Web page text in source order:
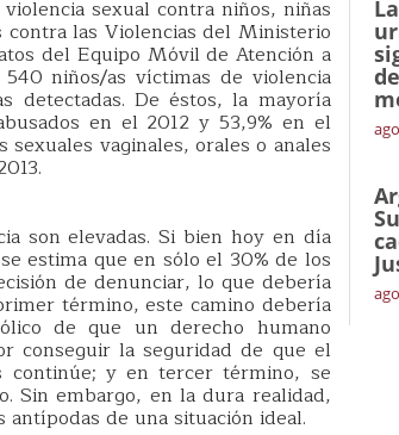
sexual contra niños, niñas
contra las Violencias del Ministerio
del Equipo Móvil de Atención a
niños/as víctimas de violencia
detectadas. De éstos, la mayoría
en el 2012 y 53,9% en el
vaginales, orales o anales
son elevadas. Si bien hoy en día
estima que en sólo el 30% de los
de denunciar, lo que debería
término, este camino debería
de que un derecho humano
conseguir la seguridad de que el
continúe; y en tercer término, se
Sin embargo, en la dura realidad,
de una situación ideal.